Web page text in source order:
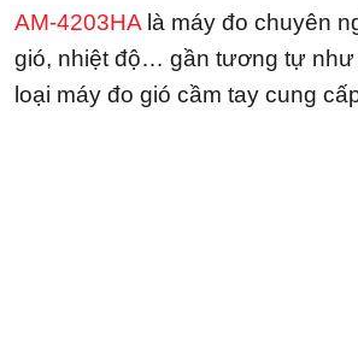
AM-4203HA là máy đo chuyên
gió, nhiệt độ… gần tương tự như
loại máy đo gió cầm tay cung